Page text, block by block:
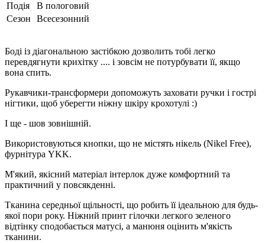
Подія
В пологовий
Сезон
Всесезонний
Боді із діагональною застібкою дозволить тобі легко
перевдягнути крихітку .... і зовсім не потурбувати її, якщо
вона спить.
Рукавчики-трансформери допоможуть заховати ручки і гострі
нігтики, щоб уберегти ніжну шкіру крохотулі :)
І ще - шов зовнішній.
Використовуються кнопки, що не містять нікель (Nikel Free),
фурнітура YKK.
М'який, якісний матеріал інтерлок дуже комфортний та
практичний у повсякденні.
Тканина середньої щільності, що робить її ідеальною для будь-
якої пори року. Ніжний принт гілочки легкого зеленого
відтінку сподобається матусі, а манюня оцінить м'якість
тканини.